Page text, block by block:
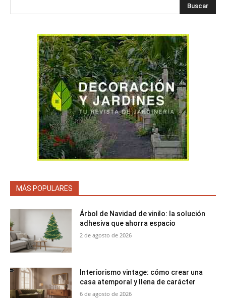
Buscar
MÁS POPULARES
Árbol de Navidad de vinilo: la solución
adhesiva que ahorra espacio
2 de agosto de 2026
Interiorismo vintage: cómo crear una
casa atemporal y llena de carácter
6 de agosto de 2026